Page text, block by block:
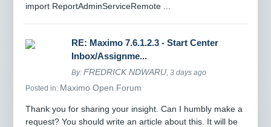
import ReportAdminServiceRemote ...
RE: Maximo 7.6.1.2.3 - Start Center
Inbox/Assignme...
By:FREDRICK NDWARU, 3 days ago
Posted in: Maximo Open Forum
Thank you for sharing your insight. Can I humbly make a
request? You should write an article about this. It will be